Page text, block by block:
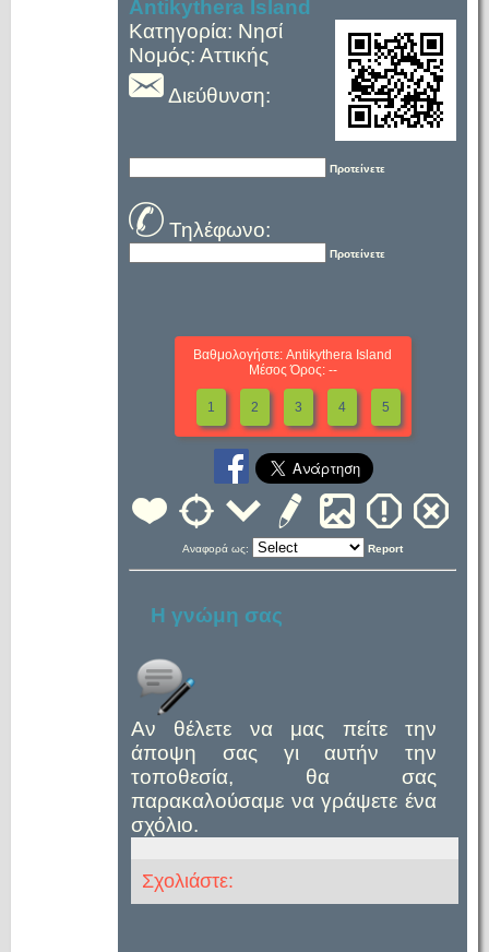
Antikythera Island
Κατηγορία: Νησί
Νομός: Αττικής
Διεύθυνση:
Προτείνετε
Τηλέφωνο:
Προτείνετε
Βαθμολογήστε: Antikythera Island
Μέσος Όρος: --
1 2 3 4 5
Αναφορά ως: Report
Η γνώμη σας
Αν θέλετε να μας πείτε την
άποψη σας γι αυτήν την
τοποθεσία, θα σας
παρακαλούσαμε να γράψετε ένα
σχόλιο.
Σχολιάστε: